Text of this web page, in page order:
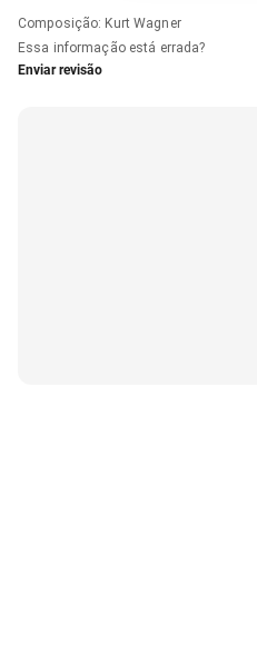
Composição: Kurt Wagner
Essa informação está errada?
Enviar revisão